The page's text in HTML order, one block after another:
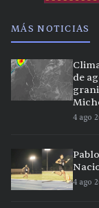
MÁS NOTICIAS
de
4 ago
4 ago